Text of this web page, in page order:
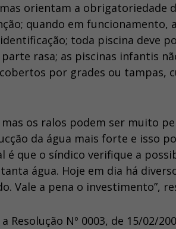
orientam a obrigatoriedade
quando em funcionamento,
toda piscina deve
rasa; as piscinas infantis
por grades ou tampas,
os ralos podem ser muito
da água mais forte e isso
é que o síndico verifique a
água. Hoje em dia há
Vale a pena o investimento”,
Resolução Nº 0003, de 15/02/